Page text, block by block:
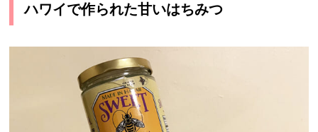
ハワイで作られた甘いはちみつ